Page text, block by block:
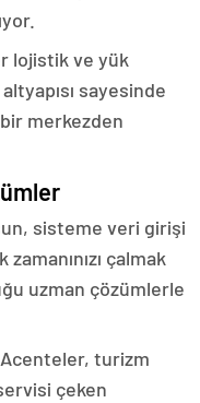
lojistik ve yük
sayesinde
merkezden
sisteme veri girişi
çalmak
uzman çözümlerle
Acenteler, turizm
çeken